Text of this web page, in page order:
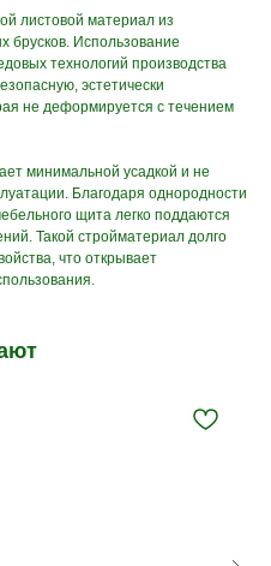
листовой материал из
брусков. Использование
технологий производства
эстетически
не деформируется с течением
минимальной усадкой и не
Благодаря однородности
щита легко поддаются
Такой стройматериал долго
что открывает